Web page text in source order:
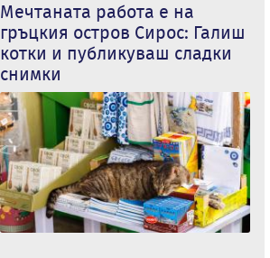
Мечтаната работа е на
гръцкия остров Сирос: Галиш
котки и публикуваш сладки
снимки